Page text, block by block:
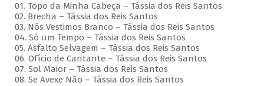
01. Topo da Minha Cabeça – Tássia dos Reis Santos
02. Brecha – Tássia dos Reis Santos
03. Nós Vestimos Branco – Tássia dos Reis Santos
04. Só um Tempo – Tássia dos Reis Santos
05. Asfalto Selvagem – Tássia dos Reis Santos
06. Ofício de Cantante – Tássia dos Reis Santos
07. Sol Maior – Tássia dos Reis Santos
08. Se Avexe Não – Tássia dos Reis Santos